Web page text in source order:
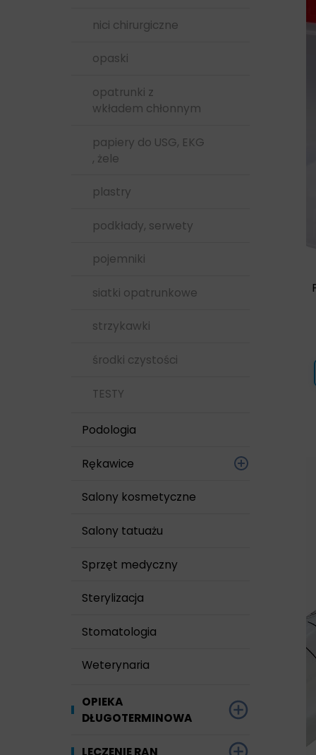
nici chirurgiczne
opaski
opatrunki z
wkładem chłonnym
papiery do USG, EKG
, żele
plastry
podkłady, serwety
pojemniki
siatki opatrunkowe
strzykawki
środki czystości
TESTY
Podologia
Rękawice
Foliowe
Lateksowe
pudrowane
Nitrylowe
Sterylne
Winylowe
Salony kosmetyczne
Salony tatuażu
Sprzęt medyczny
Sterylizacja
Stomatologia
Weterynaria
OPIEKA
DŁUGOTERMINOWA
Materiały chłonne
LECZENIE RAN